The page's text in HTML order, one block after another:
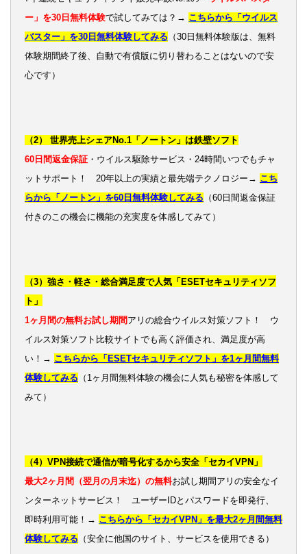
ー」を30日無料体験で試してみては？→ こちらから「ウイルス
バスター」を30日無料体験してみる （30日無料体験版は、無料
体験期間終了後、自動で有償版に切り替わることはないので安
心です）
（2） 世界売上シェアNo.1「ノートン」は鉄壁ソフト
60日間返金保証 ・ウイルス駆除サービス・24時間いつでもチャ
ットサポート！ 20年以上の実績と最先端テクノロジー→ こち
らから「ノートン」を60日無料体験してみる （60日間返金保証
付きのこの機会に機能の充実度を体感してみて）
（3）強さ・軽さ・総合満足度で人気「ESETセキュリティソフ
ト」
1ヶ月間の無料お試し期間 アリの総合ウイルス対策ソフト！ ウ
イルス対策ソフト比較サイトでも高く評価され、満足度が高
い！→ こちらから「ESETセキュリティソフト」を1ヶ月間無料
体験してみる （1ヶ月間無料体験の機会に人気も秘密を体感して
みて）
（4）VPN接続で通信が暗号化するから安全「セカイVPN」
最大2ヶ月間（翌月の月末迄）の無料お試し期間アリの安全なイ
ンターネットサービス！ ユーザーIDとパスワードを即発行、
即時利用可能！→ こちらから「セカイVPN」を最大2ヶ月間無料
体験してみる （安全に他国のサイト、サービスを使用できる）